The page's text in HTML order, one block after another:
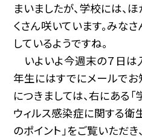
まいましたが、学校には、
くさん咲いています。みな
しているようですね。
いよいよ今週末の７日は
年生にはすでにメールでお
につきましては、右にある
ウィルス感染症に関する
のポイント」をご覧いただ